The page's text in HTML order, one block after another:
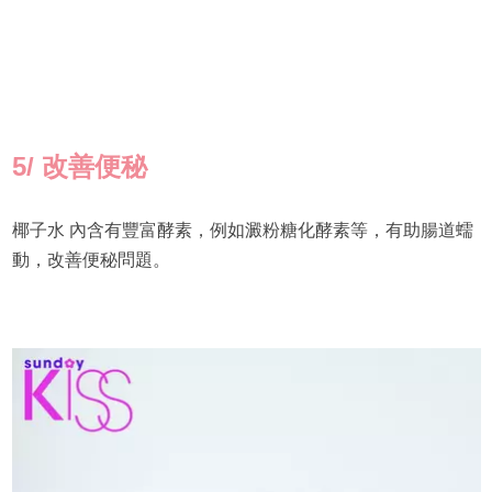
5/ 改善便秘
椰子水 內含有豐富酵素，例如澱粉糖化酵素等，有助腸道蠕
動，改善便秘問題。